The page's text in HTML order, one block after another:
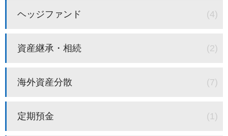
ヘッジファンド (4)
資産継承・相続 (2)
海外資産分散 (7)
定期預金 (1)